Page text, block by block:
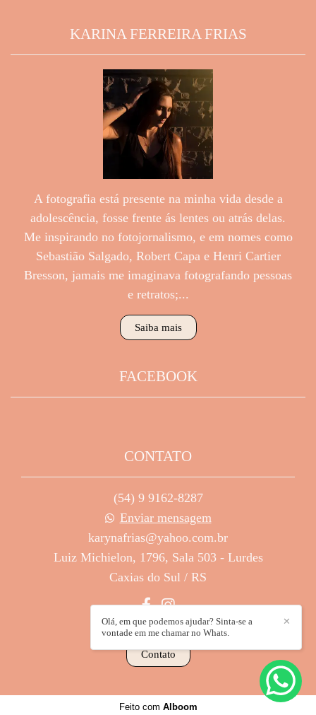
KARINA FERREIRA FRIAS
A fotografia está presente na minha vida desde a
adolescência, fosse frente ás lentes ou atrás delas.
Me inspirando no fotojornalismo, e em nomes como
Sebastião Salgado, Robert Capa e Henri Cartier
Bresson, jamais me imaginava fotografando pessoas
e retratos;...
Saiba mais
FACEBOOK
CONTATO
(54) 9 9162-8287
Enviar mensagem
karynafrias@yahoo.com.br
Luiz Michielon, 1796, Sala 503 - Lurdes
Caxias do Sul / RS
Contato
✕
Olá, em que podemos ajudar? Sinta-se a
vontade em me chamar no Whats.
Feito com Alboom